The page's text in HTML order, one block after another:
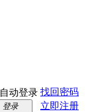
自动登录 找回密码
登录 立即注册